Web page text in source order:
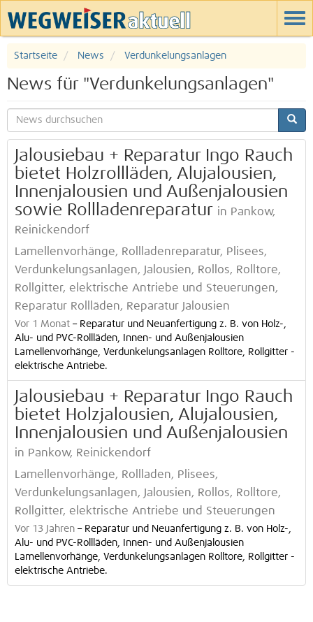
Startseite News Verdunkelungsanlagen
News für "Verdunkelungsanlagen"
Jalousiebau + Reparatur Ingo Rauch
bietet Holzrollläden, Alujalousien,
Innenjalousien und Außenjalousien
sowie Rollladenreparatur in Pankow,
Reinickendorf
Lamellenvorhänge, Rollladenreparatur, Plisees,
Verdunkelungsanlagen, Jalousien, Rollos, Rolltore,
Rollgitter, elektrische Antriebe und Steuerungen,
Reparatur Rollläden, Reparatur Jalousien
Vor 1 Monat – Reparatur und Neuanfertigung z. B. von Holz-,
Alu- und PVC-Rollläden, Innen- und Außenjalousien
Lamellenvorhänge, Verdunkelungsanlagen Rolltore, Rollgitter -
elektrische Antriebe.
Jalousiebau + Reparatur Ingo Rauch
bietet Holzjalousien, Alujalousien,
Innenjalousien und Außenjalousien
in Pankow, Reinickendorf
Lamellenvorhänge, Rollladen, Plisees,
Verdunkelungsanlagen, Jalousien, Rollos, Rolltore,
Rollgitter, elektrische Antriebe und Steuerungen
Vor 13 Jahren – Reparatur und Neuanfertigung z. B. von Holz-,
Alu- und PVC-Rollläden, Innen- und Außenjalousien
Lamellenvorhänge, Verdunkelungsanlagen Rolltore, Rollgitter -
elektrische Antriebe.